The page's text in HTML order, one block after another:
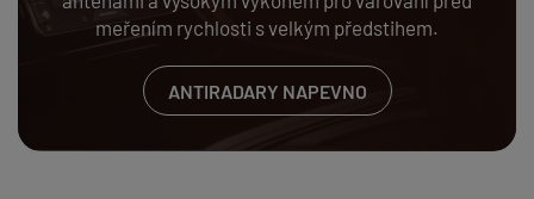
meřením rychlosti s velkým předstihem.
ANTIRADARY NAPEVNO